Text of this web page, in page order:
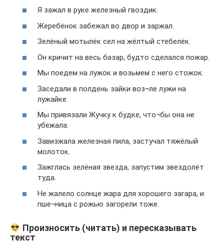
Я зажал в руке железный гвоздик.
Жеребёнок забежал во двор и заржал.
Зелёный мотылёк сел на жёлтый стебелёк.
Он кричит на весь базар, будто сделался пожар.
Мы поедем на лужок и возьмем с него стожок.
Заседали в полдень зайки воз¬ле лужи на
лужайке.
Мы привязали Жучку к будке, что¬бы она не
убежала.
Завизжала железная пила, застучал тяжёлый
молоток.
Зажглась зелёная звезда, запустим звездолёт
туда.
Не жалело солнце жара для хорошего загара, и
пше¬ница с рожью загорели тоже.
Произносить (читать) и пересказывать
текст